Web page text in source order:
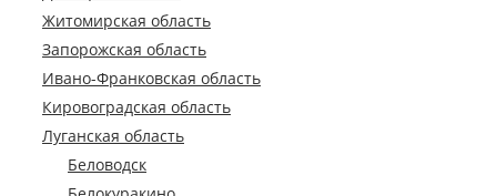
Житомирская область
Запорожская область
Ивано-Франковская область
Кировоградская область
Луганская область
Беловодск